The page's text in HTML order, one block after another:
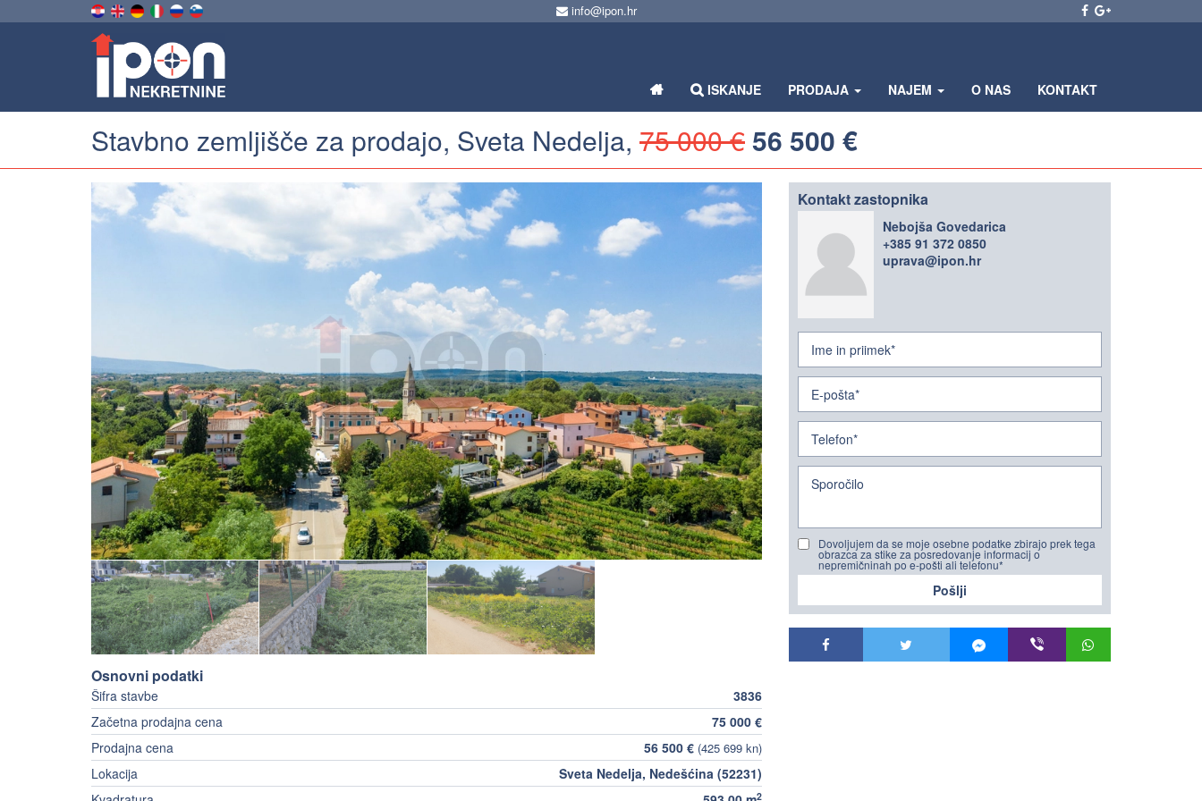
info@ipon.hr
ISKANJE PRODAJA NAJEM O NAS KONTAKT
Stavbno zemljišče za prodajo, Sveta Nedelja, 75 000 €56 500 €
Osnovni podatki
Šifra stavbe
3836
Začetna prodajna cena
75 000 €
Prodajna cena
56 500 € (425 699 kn)
Lokacija
Sveta Nedelja, Nedešćina (52231)
2
Kontakt zastopnika
Nebojša Govedarica
+385 91 372 0850
uprava@ipon.hr
Dovoljujem da se moje osebne podatke zbirajo prek tega
obrazca za stike za posredovanje informacij o
nepremičninah po e-pošti ali telefonu*
Pošlji